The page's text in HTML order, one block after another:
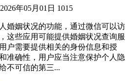
2026年05月01日 1015
婚姻状况的功能，通过微信可以访
这些应用可能提供婚姻状况查询服
户需要提供相关的身份信息和授
准确性，用户应当注意保护个人隐
不可信的第三...